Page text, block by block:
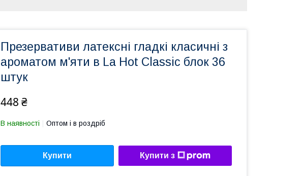
Презервативи латексні гладкі класичні з
ароматом м'яти в La Hot Classic блок 36
штук
448 ₴
В наявності Оптом і в роздріб
Купити Купити з